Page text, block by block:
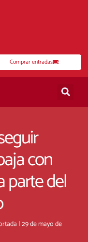
Comprar entradas
con
parte del
|29 de mayo de